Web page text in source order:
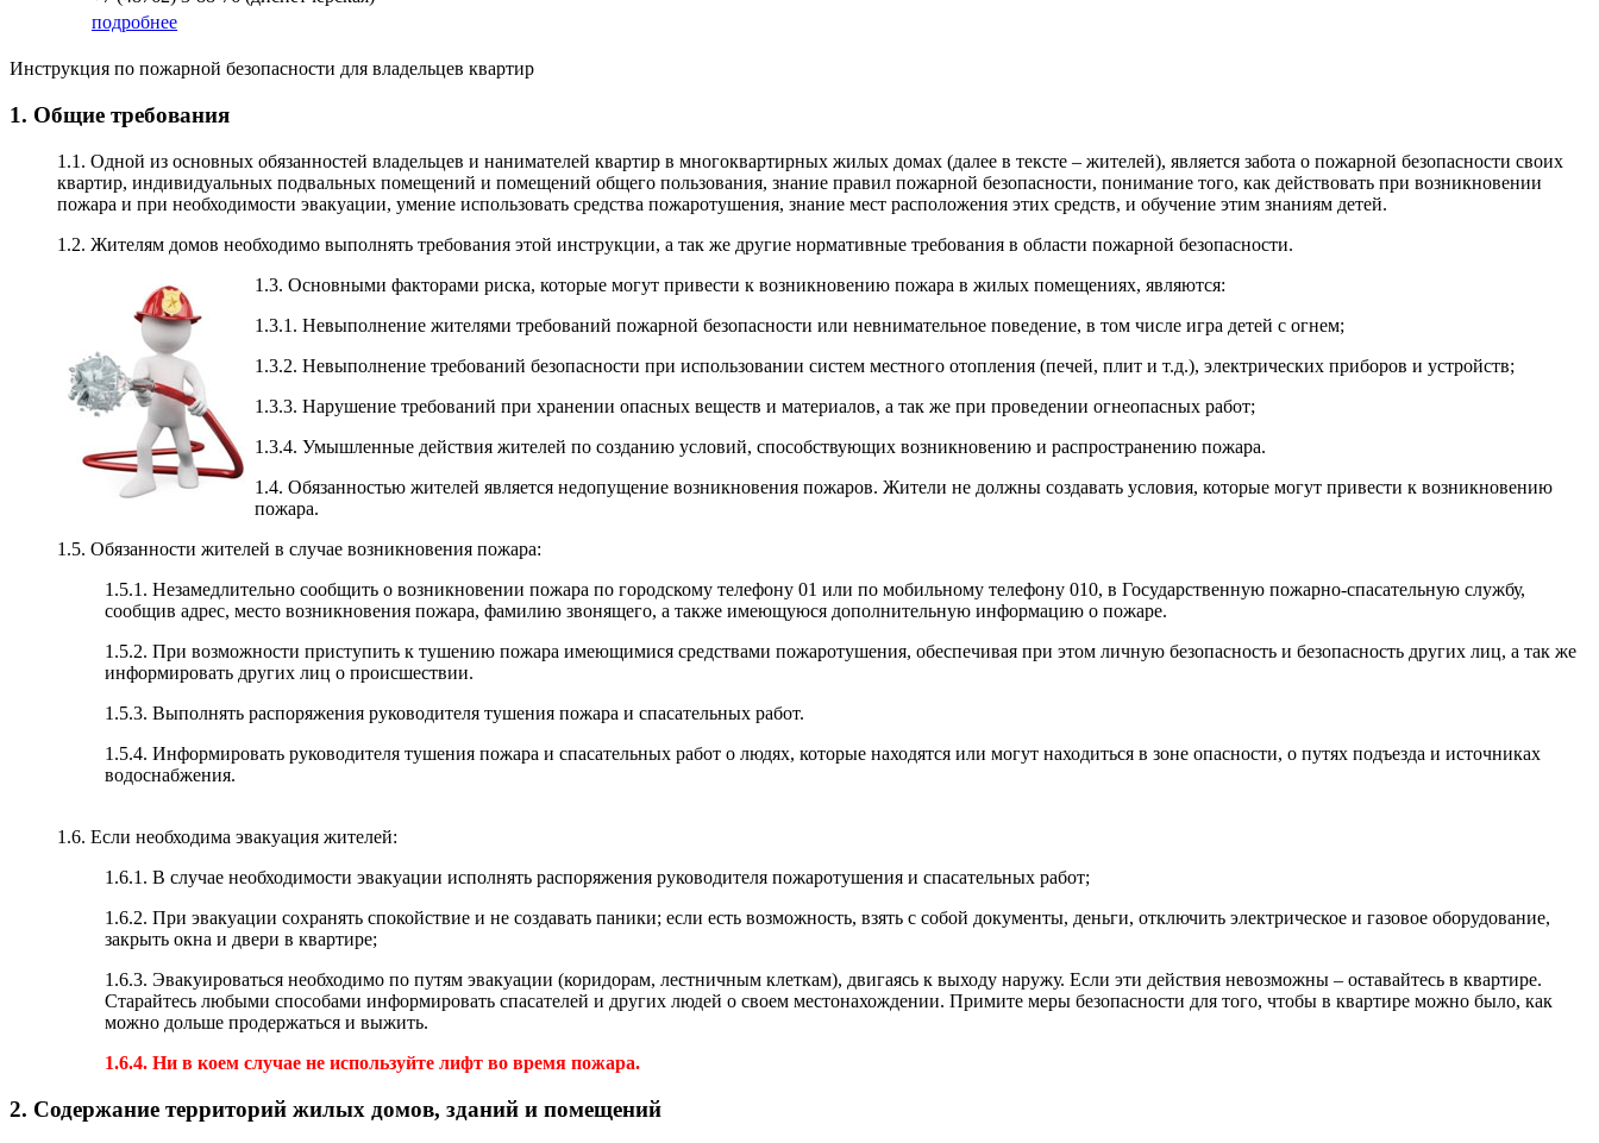
подробнее
Инструкция по пожарной безопасности для владельцев квартир
1. Общие требования
1.1. Одной из основных обязанностей владельцев и нанимателей квартир в многоквартирных жилых домах (далее в тексте – жителей), является забота о пожарной безопасности своих
квартир, индивидуальных подвальных помещений и помещений общего пользования, знание правил пожарной безопасности, понимание того, как действовать при возникновении
пожара и при необходимости эвакуации, умение использовать средства пожаротушения, знание мест расположения этих средств, и обучение этим знаниям детей.
1.2. Жителям домов необходимо выполнять требования этой инструкции, а так же другие нормативные требования в области пожарной безопасности.
1.3. Основными факторами риска, которые могут привести к возникновению пожара в жилых помещениях, являются:
1.3.1. Невыполнение жителями требований пожарной безопасности или невнимательное поведение, в том числе игра детей с огнем;
1.3.2. Невыполнение требований безопасности при использовании систем местного отопления (печей, плит и т.д.), электрических приборов и устройств;
1.3.3. Нарушение требований при хранении опасных веществ и материалов, а так же при проведении огнеопасных работ;
1.3.4. Умышленные действия жителей по созданию условий, способствующих возникновению и распространению пожара.
1.4. Обязанностью жителей является недопущение возникновения пожаров. Жители не должны создавать условия, которые могут привести к возникновению
пожара.
1.5. Обязанности жителей в случае возникновения пожара:
1.5.1. Незамедлительно сообщить о возникновении пожара по городскому телефону 01 или по мобильному телефону 010, в Государственную пожарно-спасательную службу,
сообщив адрес, место возникновения пожара, фамилию звонящего, а также имеющуюся дополнительную информацию о пожаре.
1.5.2. При возможности приступить к тушению пожара имеющимися средствами пожаротушения, обеспечивая при этом личную безопасность и безопасность других лиц, а так же
информировать других лиц о происшествии.
1.5.3. Выполнять распоряжения руководителя тушения пожара и спасательных работ.
1.5.4. Информировать руководителя тушения пожара и спасательных работ о людях, которые находятся или могут находиться в зоне опасности, о путях подъезда и источниках
водоснабжения.
1.6. Если необходима эвакуация жителей:
1.6.1. В случае необходимости эвакуации исполнять распоряжения руководителя пожаротушения и спасательных работ;
1.6.2. При эвакуации сохранять спокойствие и не создавать паники; если есть возможность, взять с собой документы, деньги, отключить электрическое и газовое оборудование,
закрыть окна и двери в квартире;
1.6.3. Эвакуироваться необходимо по путям эвакуации (коридорам, лестничным клеткам), двигаясь к выходу наружу. Если эти действия невозможны – оставайтесь в квартире.
Старайтесь любыми способами информировать спасателей и других людей о своем местонахождении. Примите меры безопасности для того, чтобы в квартире можно было, как
можно дольше продержаться и выжить.
1.6.4. Ни в коем случае не используйте лифт во время пожара.
2. Содержание территорий жилых домов, зданий и помещений